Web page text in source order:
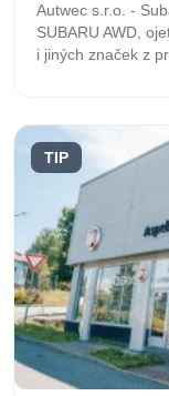
Autwec s.r.o. -
SUBARU AWD,
i jiných značek z
TIP